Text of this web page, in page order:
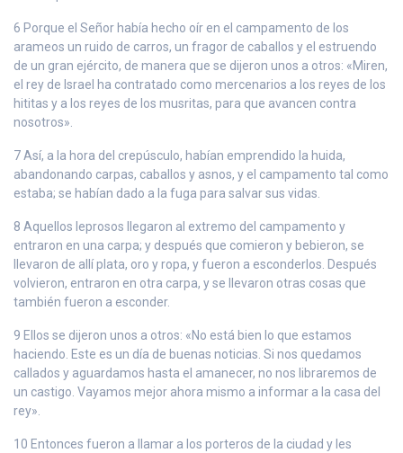
6 Porque el Señor había hecho oír en el campamento de los
arameos un ruido de carros, un fragor de caballos y el estruendo
de un gran ejército, de manera que se dijeron unos a otros: «Miren,
el rey de Israel ha contratado como mercenarios a los reyes de los
hititas y a los reyes de los musritas, para que avancen contra
nosotros».
7 Así, a la hora del crepúsculo, habían emprendido la huida,
abandonando carpas, caballos y asnos, y el campamento tal como
estaba; se habían dado a la fuga para salvar sus vidas.
8 Aquellos leprosos llegaron al extremo del campamento y
entraron en una carpa; y después que comieron y bebieron, se
llevaron de allí plata, oro y ropa, y fueron a esconderlos. Después
volvieron, entraron en otra carpa, y se llevaron otras cosas que
también fueron a esconder.
9 Ellos se dijeron unos a otros: «No está bien lo que estamos
haciendo. Este es un día de buenas noticias. Si nos quedamos
callados y aguardamos hasta el amanecer, no nos libraremos de
un castigo. Vayamos mejor ahora mismo a informar a la casa del
rey».
10 Entonces fueron a llamar a los porteros de la ciudad y les